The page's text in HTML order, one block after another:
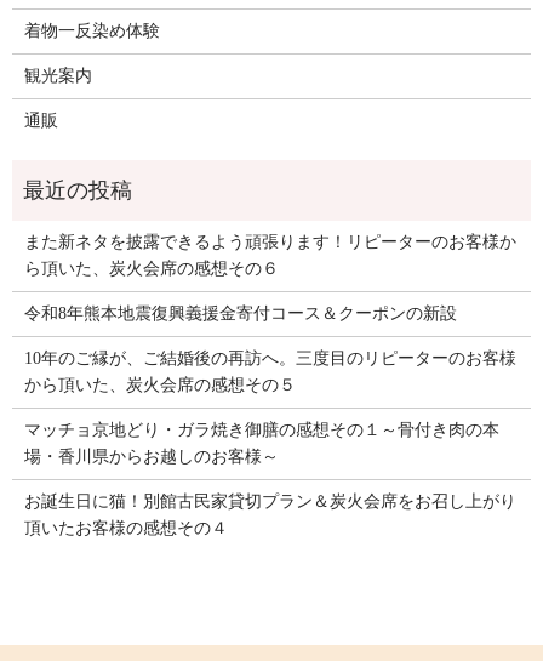
着物一反染め体験
観光案内
通販
また新ネタを披露できるよう頑張ります！リピーターのお客様か
ら頂いた、炭火会席の感想その６
令和8年熊本地震復興義援金寄付コース＆クーポンの新設
10年のご縁が、ご結婚後の再訪へ。三度目のリピーターのお客様
から頂いた、炭火会席の感想その５
マッチョ京地どり・ガラ焼き御膳の感想その１～骨付き肉の本
場・香川県からお越しのお客様～
お誕生日に猫！別館古民家貸切プラン＆炭火会席をお召し上がり
頂いたお客様の感想その４